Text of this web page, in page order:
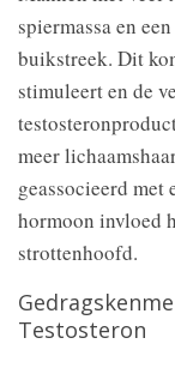
spiermassa en
buikstreek. Dit
stimuleert en de
meer
geassocieerd met
hormoon invloed
strottenhoofd.
Testosteron